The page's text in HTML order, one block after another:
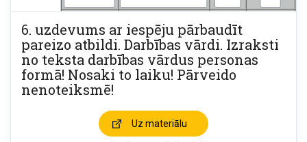
6. uzdevums ar iespēju pārbaudīt
pareizo atbildi. Darbības vārdi. Izraksti
no teksta darbības vārdus personas
formā! Nosaki to laiku! Pārveido
nenoteiksmē!
Uz materiālu